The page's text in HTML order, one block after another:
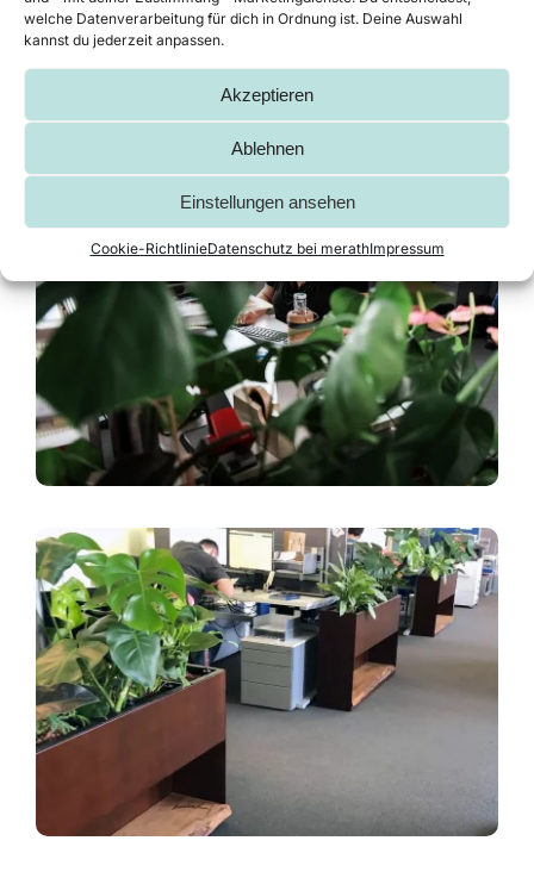
welche Datenverarbeitung für dich in Ordnung ist. Deine Auswahl
kannst du jederzeit anpassen.
Akzeptieren
Ablehnen
Einstellungen ansehen
Cookie-RichtlinieDatenschutz bei merathImpressum
verwendet werden können. Auf diese Weise
erzeugen wir die besten Kosten- sowie
Funktionsoptimierung.